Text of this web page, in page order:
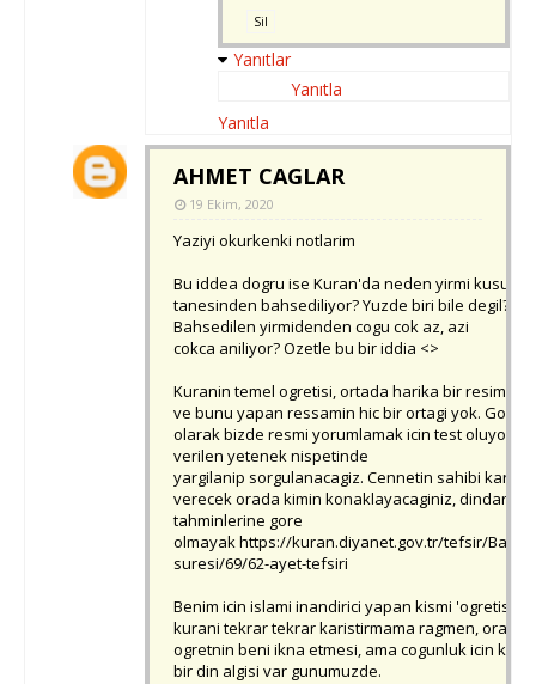
Sil
Yanıtlar
Yanıtla
Yanıtla
AHMET CAGLAR
19 Ekim, 2020
Yaziyi okurkenki notlarim
Bu iddea dogru ise Kuran'da neden yirmi kusur
tanesinden bahsediliyor? Yuzde biri bile degil?
Bahsedilen yirmidenden cogu cok az, azi
cokca aniliyor? Ozetle bu bir iddia <>
Kuranin temel ogretisi, ortada harika bir resim var,
ve bunu yapan ressamin hic bir ortagi yok.
olarak bizde resmi yorumlamak icin test oluyoruz,
verilen yetenek nispetinde
yargilanip sorgulanacagiz. Cennetin sahibi karar
verecek orada kimin konaklayacaginiz,
tahminlerine gore
olmayak https://kuran.diyanet.gov.tr/tefsir/
suresi/69/62-ayet-tefsiri
Benim icin islami inandirici yapan kismi 'ogretisi'
kurani tekrar tekrar karistirmama ragmen,
ogretnin beni ikna etmesi, ama cogunluk icin
bir din algisi var gunumuzde.